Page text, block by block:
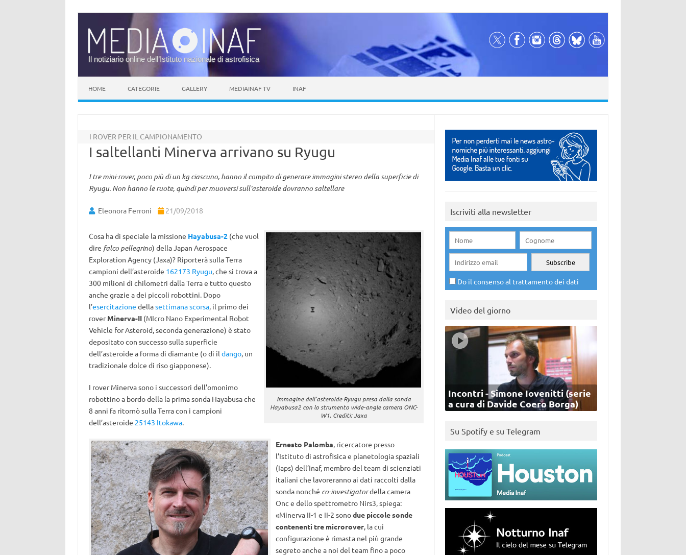
Il notiziario online dell’Istituto nazionale di astrofisica
HOME CATEGORIE GALLERY MEDIAINAF TV INAF
I ROVER PER IL CAMPIONAMENTO
I saltellanti Minerva arrivano su Ryugu
I tre mini-rover, poco più di un kg ciascuno, hanno il compito di generare immagini stereo della superficie di
Ryugu. Non hanno le ruote, quindi per muoversi sull'asteroide dovranno saltellare
Eleonora Ferroni 21/09/2018
Immagine dell’asteroide Ryugu presa dalla sonda
Hayabusa2 con lo strumento wide-angle camera ONC-
W1. Crediti: Jaxa
Cosa ha di speciale la missione Hayabusa-2(che vuol
dire falco pellegrino) della Japan Aerospace
Exploration Agency (Jaxa)? Riporterà sulla Terra
campioni dell’asteroide 162173 Ryugu, che si trova a
300 milioni di chilometri dalla Terra e tutto questo
anche grazie a dei piccoli robottini. Dopo
l’esercitazione dellasettimana scorsa, il primo dei
roverMinerva-II(MIcro Nano Experimental Robot
Vehicle for Asteroid, seconda generazione) è stato
depositato con successo sulla superficie
dell’asteroide a forma di diamante (o di il dango, un
tradizionale dolce di riso giapponese).
I rover Minerva sono i successori dell’omonimo
robottino a bordo della la prima sonda Hayabusa che
8 anni fa ritornò sulla Terra con i campioni
dell’asteroide 25143 Itokawa.
Ernesto Palomba, ricercatore presso
l’Istituto di astrofisica e planetologia spaziali
(Iaps) dell’Inaf, membro del team di scienziati
italiani che lavoreranno ai dati raccolti dalla
sonda nonché co-investigatordella camera
Onc e dello spettrometro Nirs3, spiega:
«Minerva II-1 e II-2 sonodue piccole sonde
contenenti tre microrover, la cui
configurazione è rimasta nel più grande
segreto anche a noi del team fino a poco
Iscriviti alla newsletter
Do il consenso al trattamento dei dati
Video del giorno
Incontri - Simone Iovenitti (serie
a cura di Davide Coero Borga)
Su Spotify e su Telegram